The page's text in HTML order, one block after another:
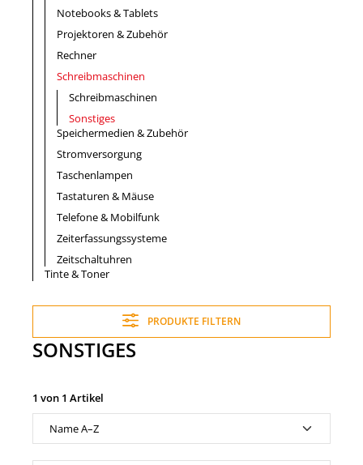
Notebooks & Tablets
Projektoren & Zubehör
Rechner
Schreibmaschinen
Schreibmaschinen
Sonstiges
Speichermedien & Zubehör
Stromversorgung
Taschenlampen
Tastaturen & Mäuse
Telefone & Mobilfunk
Zeiterfassungssysteme
Zeitschaltuhren
Tinte & Toner
PRODUKTE FILTERN
SONSTIGES
1 von 1 Artikel